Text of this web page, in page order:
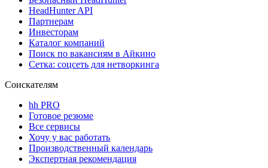
HeadHunter API
Партнерам
Инвесторам
Каталог компаний
Поиск по вакансиям в Айкино
Сетка: соцсеть для нетворкинга
Соискателям
hh PRO
Готовое резюме
Все сервисы
Хочу у вас работать
Производственный календарь
Экспертная рекомендация